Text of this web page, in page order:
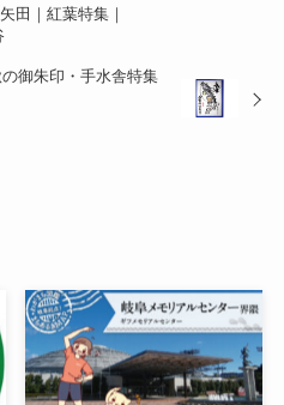
田｜紅葉特集｜
御朱印・手水舎特集